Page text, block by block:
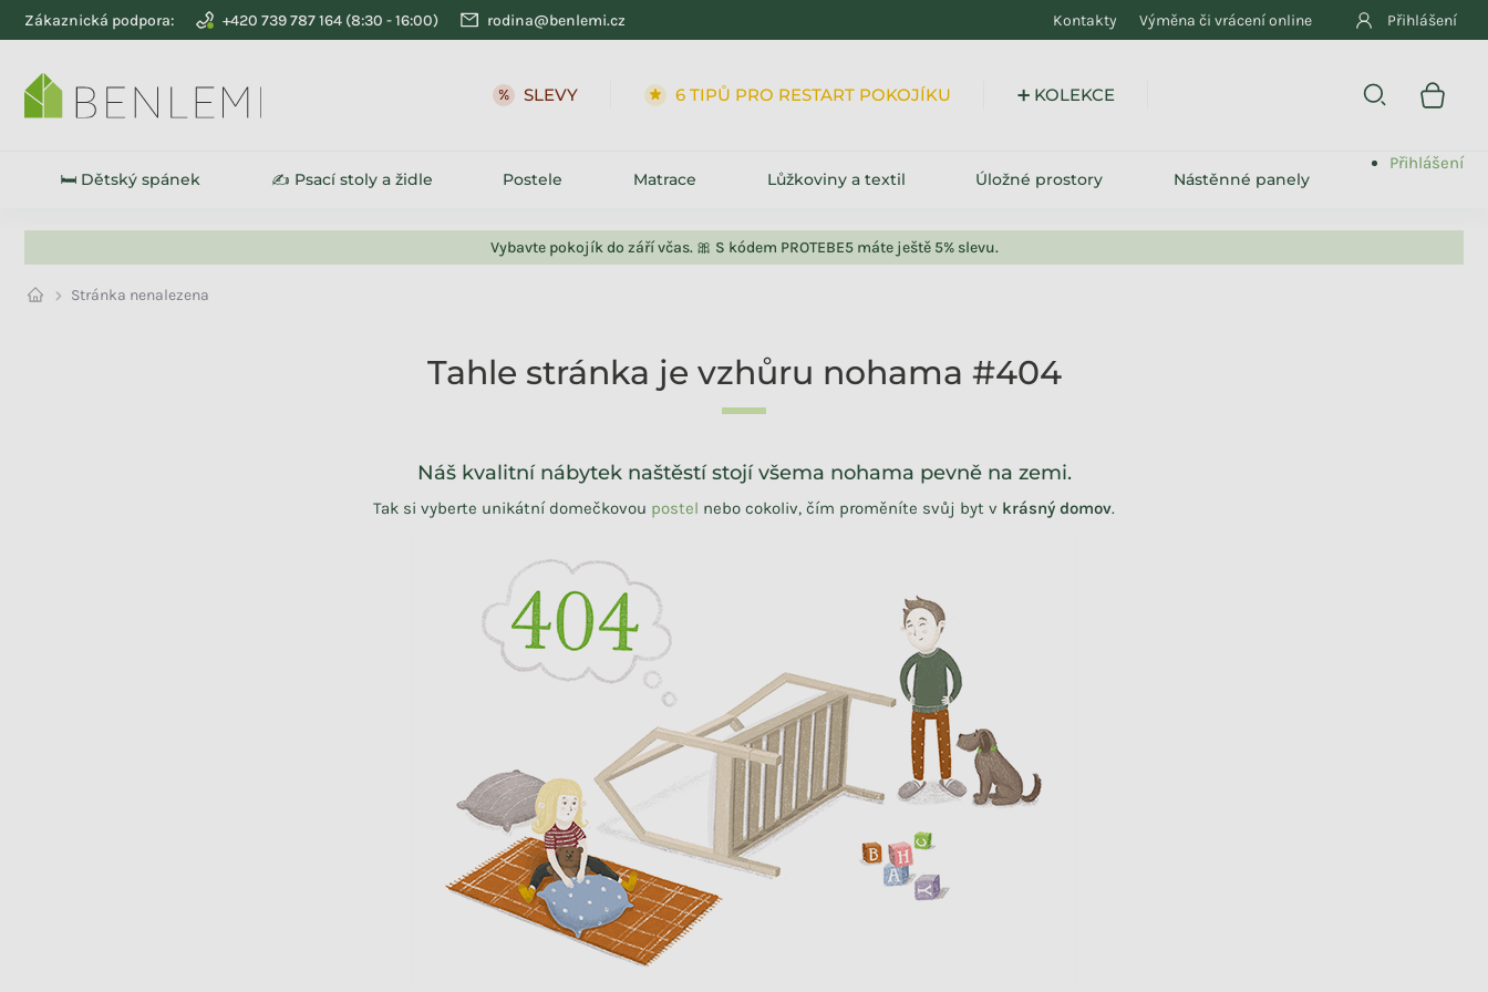
Přejít na obsah
Vybavte pokojík do září včas. 🎀 S kódem PROTEBE5 máte ještě 5% slevu.
Zákaznická podpora: +420 739 787 164 rodina@benlemi.cz Kontakty Výměna či vrácení online Přihlášení
SLEVY 6 TIPŮ PRO RESTART POKOJÍKU ➕ KOLEKCE
🛏️ Dětský spánek ✍️ Psací stoly a židle Postele Matrace Lůžkoviny a textil Úložné prostory Nástěnné panely
Přihlášení
Stránka nenalezena
Tahle stránka je vzhůru nohama #404
Náš kvalitní nábytek naštěstí stojí všema nohama pevně na zemi.
Tak si vyberte unikátní domečkovou postel nebo cokoliv, čím proměníte svůj byt v krásný domov.